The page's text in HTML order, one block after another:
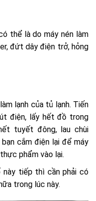
thể là do máy nén làm
đứt dây điện trở, hỏng
lạnh của tủ lạnh. Tiến
điện, lấy hết đồ trong
tuyết đông, lau chùi
cắm điện lại để máy
phẩm vào lại.
này tiếp thì cần phải có
trong lúc này.